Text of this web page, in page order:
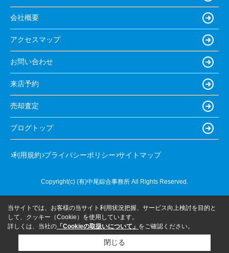
会社概要
アクセスマップ
お問い合わせ
来店予約
売却査定
ブログトップ
利用規約 プライバシーポリシー サイトマップ
Copyright(c) (有)中尾綜合事務所 All Rights Reserved.
当サイトでは、お客様の当サイト利用状況把握、サービス向上検討を目的と
して、クッキー（Cookie）を使用しています。
詳しくは、当社の 「Cookieの取扱いについて」 をご確認ください。
閉じる